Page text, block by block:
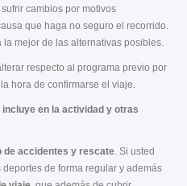
cambios por motivos
que haga no seguro el recorrido.
mejor de las alternativas posibles.
respecto al programa previo por
hora de confirmarse el viaje.
en la actividad y otras
de accidentes y rescate. Si usted
de forma regular y además